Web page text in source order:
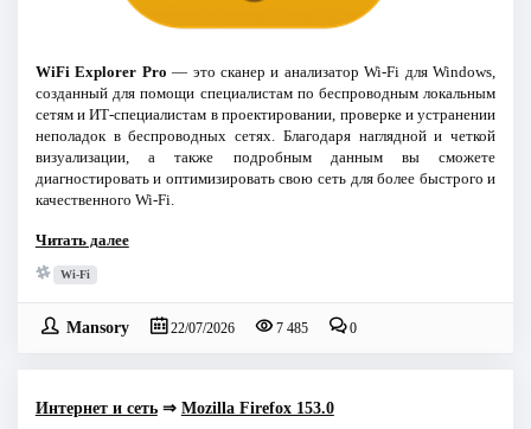
WiFi Explorer Pro — это сканер и анализатор Wi-Fi для Windows,
созданный для помощи специалистам по беспроводным локальным
сетям и ИТ-специалистам в проектировании, проверке и устранении
неполадок в беспроводных сетях. Благодаря наглядной и четкой
визуализации, а также подробным данным вы сможете
диагностировать и оптимизировать свою сеть для более быстрого и
качественного Wi-Fi.
Читать далее
Wi-Fi
Mansory 22/07/2026 7 485 0
Интернет и сеть⇒ Mozilla Firefox 153.0